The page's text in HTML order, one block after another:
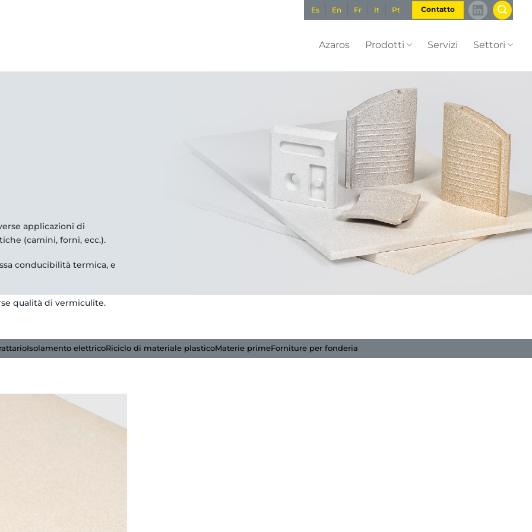
Es En Fr It Pt Contatto
Azaros Prodotti Servizi Settori
applicazioni di
(camini, forni, ecc.).
conducibilità termica, e
qualità di vermiculite.
Isolamento elettricoRiciclo di materiale plasticoMaterie primeForniture per fonderia